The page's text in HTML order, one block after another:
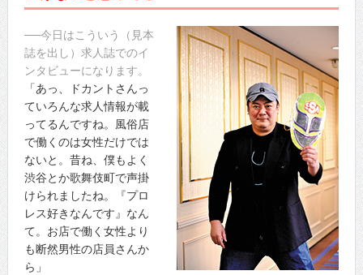
──今日はこういう（見本
誌を出し）求人誌でのイ
ンタビューになります。
「あっ、ドカントさんっ
ていろんな求人情報が載
ってるんですね。風俗店
で働くのは女性だけでは
ないと。昔ね、僕もよく
渋谷とか歌舞伎町で声掛
けられましたね。『プロ
レス好きなんです』なん
て。お店で働く女性より
も断然男性の店員さんか
ら」